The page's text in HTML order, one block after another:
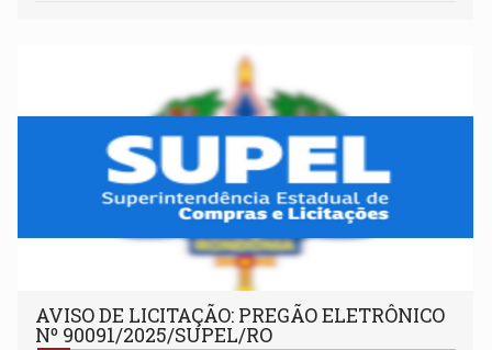
AVISO DE LICITAÇÃO: PREGÃO ELETRÔNICO
Nº 90091/2025/SUPEL/RO